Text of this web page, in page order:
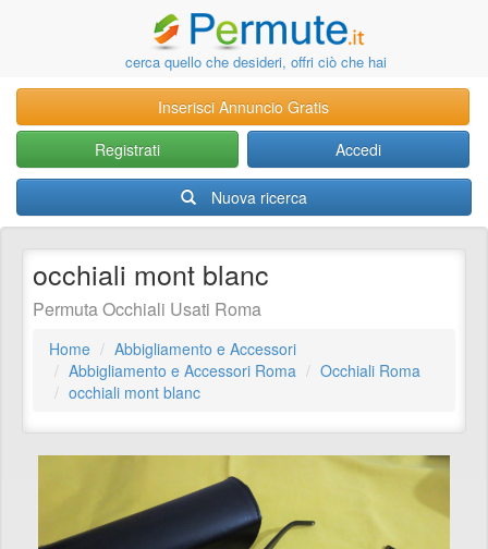
cerca quello che desideri, offri ciò che hai
Inserisci Annuncio Gratis
Registrati
Accedi
Nuova ricerca
occhiali mont blanc
Permuta Occhiali Usati Roma
Home
Abbigliamento e Accessori
Abbigliamento e Accessori Roma
Occhiali Roma
occhiali mont blanc